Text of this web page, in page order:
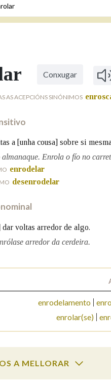
LEMAS
OPCIÓNS DE BUSCA
Conxugar
AS ACEPCIÓNS SINÓNIMOS
a [unha cousa] sobre si
Enrola o fío no
enrodelar
desenrodelar
dar voltas arredor de algo.
arredor da cerdeira.
enrodelamento
enrolar(se)
A MELLORAR